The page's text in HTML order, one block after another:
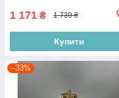
1 171 ₴ 1 739 ₴
Купити
–33%